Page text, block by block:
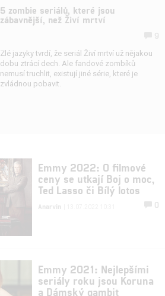
5 zombie seriálů, které jsou
zábavnější, než Živí mrtví
Zlé jazyky tvrdí, že seriál Živí mrtví už nějakou
dobu ztrácí dech. Ale fandové zombíků
nemusí truchlit, existují jiné série, které je
zvládnou pobavit.
Emmy 2022: O filmové
ceny se utkají Boj o moc,
Ted Lasso či Bílý lotos
Anarvin 0
Emmy 2021: Nejlepšími
seriály roku jsou Koruna
a Dámský gambit